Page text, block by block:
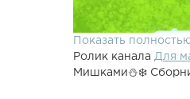
Показать
Ролик канала Для
Мишками⛄❄️